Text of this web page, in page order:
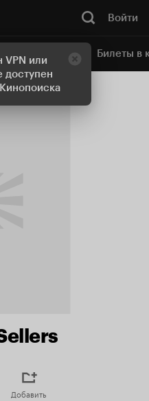
VPN или
доступен
Войти
кинотеатр Билеты в
Добавить